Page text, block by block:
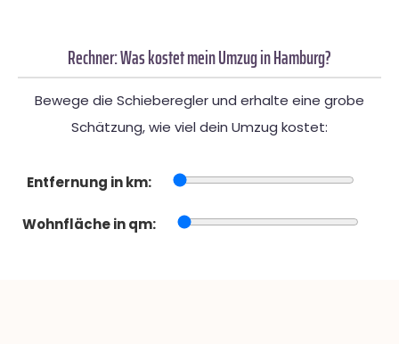
Rechner: Was kostet mein Umzug in Hamburg?
Bewege die Schieberegler und erhalte eine grobe
Schätzung, wie viel dein Umzug kostet:
Entfernung in km:
Wohnfläche in qm: